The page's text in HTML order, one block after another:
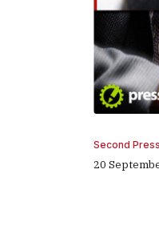
Second
20